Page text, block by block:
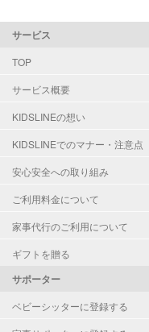
サービス
TOP
サービス概要
KIDSLINEの想い
KIDSLINEでのマナー・注意点
安心安全への取り組み
ご利用料金について
家事代行のご利用について
ギフトを贈る
サポーター
ベビーシッターに登録する